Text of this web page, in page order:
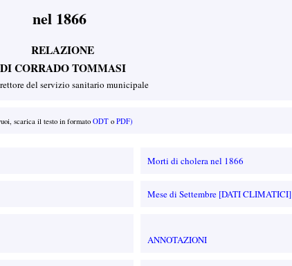
nel 1866
RELAZIONE
DI CORRADO TOMMASI
del servizio sanitario municipale
scarica il testo in formato ODTo PDF)
Morti di cholera nel 1866
Mese di Settembre [DATI CLIMATICI]
ANNOTAZIONI